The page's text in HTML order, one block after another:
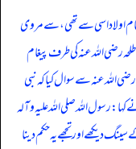
اولاد اسی سے تھی، سے مروی
رضی اللہ عنہ کی طرف پیغام
اللہ عنہ سے سوال کیا کہ نبی
رسول اللہ صلی اللہ علیہ وآلہ
دیکھے اور تجھے یہ حکم دینا